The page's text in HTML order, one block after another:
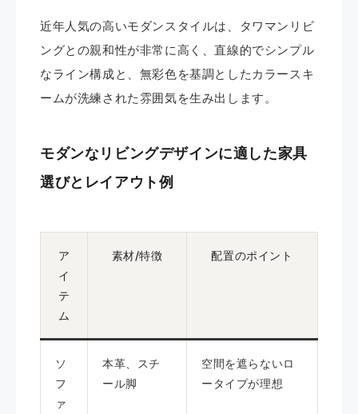
近年人気の高いモダンスタイルは、タワマンリビ
ングとの親和性が非常に高く、直線的でシンプル
なライン構成と、無彩色を基調としたカラースキ
ームが洗練された雰囲気を生み出します。
モダンなリビングデザインに適した家具
選びとレイアウト例
ア
イ
テ
ム
素材/特徴 配置のポイント
ソ
フ
ァ
本革、スチ
ール脚
空間を遮らないロ
ータイプが理想